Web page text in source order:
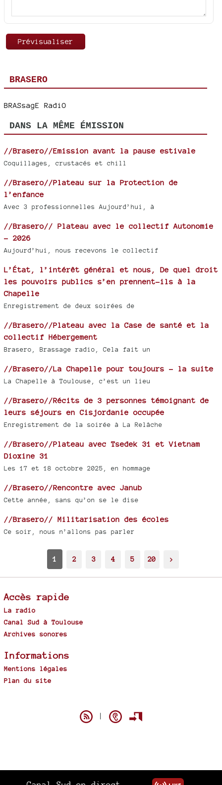
BRASERO
BRASsagE RadiO
DANS LA MÊME ÉMISSION
//Brasero//Emission avant la pause estivale
Coquillages, crustacés et chill
//Brasero//Plateau sur la Protection de
l’enfance
Avec 3 professionnelles Aujourd’hui, à
//Brasero// Plateau avec le collectif Autonomie
- 2026
Aujourd’hui, nous recevons le collectif
L’État, l’intérêt général et nous, De quel droit
les pouvoirs publics s’en prennent-ils à la
Chapelle
Enregistrement de deux soirées de
//Brasero//Plateau avec la Case de santé et la
collectif Hébergement
Brasero, Brassage radio, Cela fait un
//Brasero//La Chapelle pour toujours - la suite
La Chapelle à Toulouse, c’est un lieu
//Brasero//Récits de 3 personnes témoignant de
leurs séjours en Cisjordanie occupée
Enregistrement de la soirée à La Relâche
//Brasero//Plateau avec Tsedek 31 et Vietnam
Dioxine 31
Les 17 et 18 octobre 2025, en hommage
//Brasero//Rencontre avec Janub
Cette année, sans qu’on se le dise
//Brasero// Militarisation des écoles
Ce soir, nous n’allons pas parler
1 2 3 4 5 20 >
Accès rapide
La radio
Canal Sud à Toulouse
Archives sonores
Informations
Mentions légales
Plan du site
|